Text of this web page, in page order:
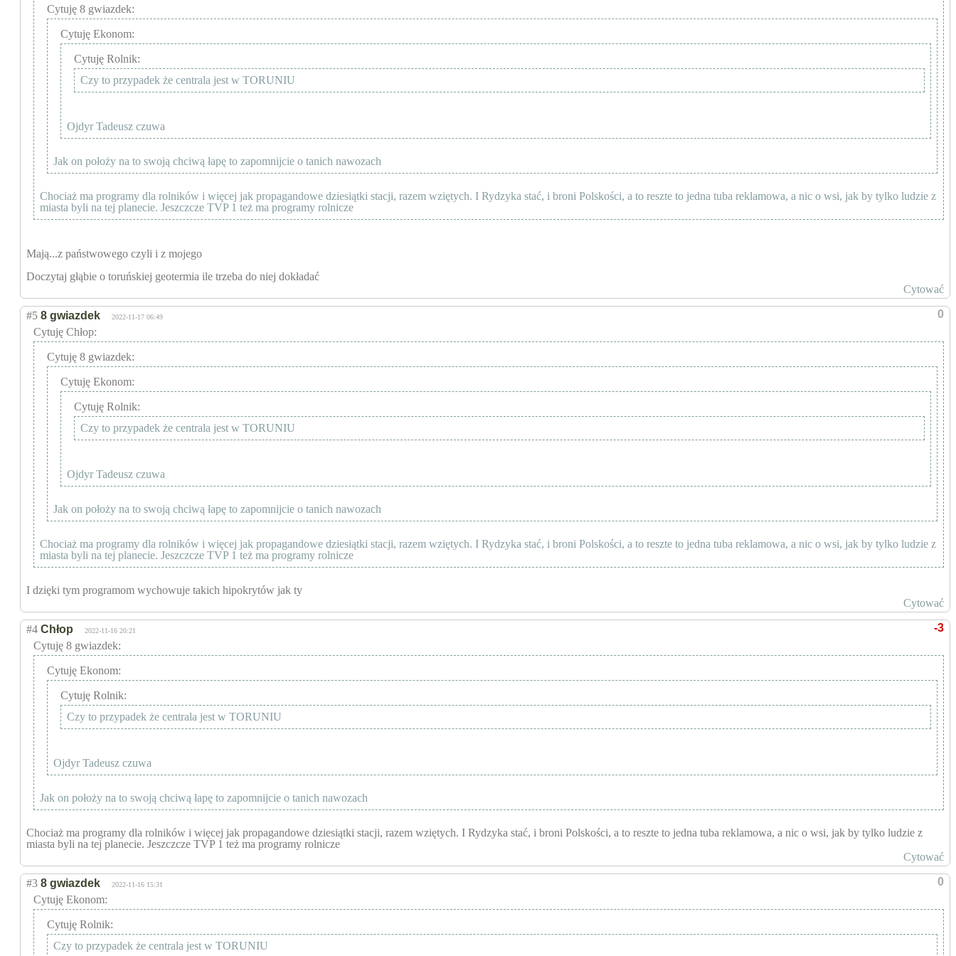
Cytuję 8 gwiazdek:
Cytuję Ekonom:
Cytuję Rolnik:
Czy to przypadek że centrala jest w TORUNIU
Ojdyr Tadeusz czuwa
Jak on położy na to swoją chciwą łapę to zapomnijcie o tanich nawozach
Chociaż ma programy dla rolników i więcej jak propagandowe dziesiątki stacji, razem wziętych. I Rydzyka stać, i broni Polskości, a to reszte to jedna tuba reklamowa, a nic o wsi, jak by tylko ludzie z
miasta byli na tej planecie. Jeszczcze TVP 1 też ma programy rolnicze
Mają...z państwowego czyli i z mojego
Doczytaj głąbie o toruńskiej geotermia ile trzeba do niej dokładać
Cytować
0
#5 8 gwiazdek 2022-11-17 06:49
Cytuję Chłop:
Cytuję 8 gwiazdek:
Cytuję Ekonom:
Cytuję Rolnik:
Czy to przypadek że centrala jest w TORUNIU
Ojdyr Tadeusz czuwa
Jak on położy na to swoją chciwą łapę to zapomnijcie o tanich nawozach
Chociaż ma programy dla rolników i więcej jak propagandowe dziesiątki stacji, razem wziętych. I Rydzyka stać, i broni Polskości, a to reszte to jedna tuba reklamowa, a nic o wsi, jak by tylko ludzie z
miasta byli na tej planecie. Jeszczcze TVP 1 też ma programy rolnicze
I dzięki tym programom wychowuje takich hipokrytów jak ty
Cytować
-3
#4 Chłop 2022-11-16 20:21
Cytuję 8 gwiazdek:
Cytuję Ekonom:
Cytuję Rolnik:
Czy to przypadek że centrala jest w TORUNIU
Ojdyr Tadeusz czuwa
Jak on położy na to swoją chciwą łapę to zapomnijcie o tanich nawozach
Chociaż ma programy dla rolników i więcej jak propagandowe dziesiątki stacji, razem wziętych. I Rydzyka stać, i broni Polskości, a to reszte to jedna tuba reklamowa, a nic o wsi, jak by tylko ludzie z
miasta byli na tej planecie. Jeszczcze TVP 1 też ma programy rolnicze
Cytować
0
#3 8 gwiazdek 2022-11-16 15:31
Cytuję Ekonom:
Cytuję Rolnik:
Czy to przypadek że centrala jest w TORUNIU